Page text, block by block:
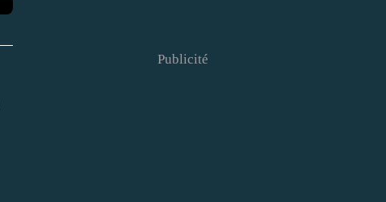
Publicité